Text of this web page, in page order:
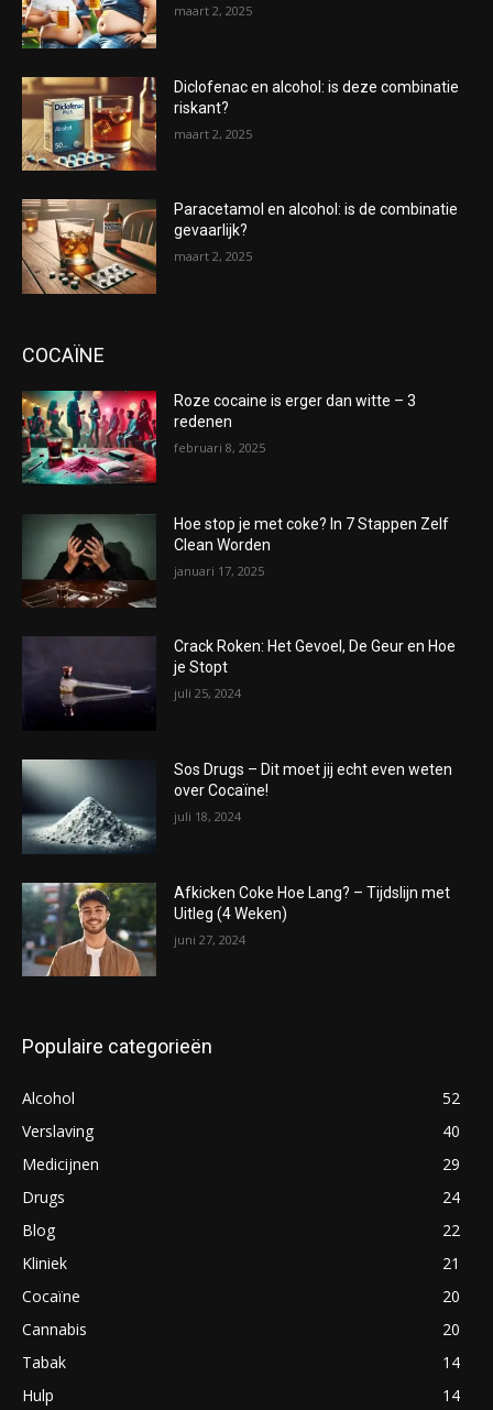
maart 2, 2025
Diclofenac en alcohol: is deze combinatie
riskant?
maart 2, 2025
Paracetamol en alcohol: is de combinatie
gevaarlijk?
maart 2, 2025
COCAÏNE
Roze cocaine is erger dan witte – 3
redenen
februari 8, 2025
Hoe stop je met coke? In 7 Stappen Zelf
Clean Worden
januari 17, 2025
Crack Roken: Het Gevoel, De Geur en Hoe
je Stopt
juli 25, 2024
Sos Drugs – Dit moet jij echt even weten
over Cocaïne!
juli 18, 2024
Afkicken Coke Hoe Lang? – Tijdslijn met
Uitleg (4 Weken)
juni 27, 2024
Populaire categorieën
Alcohol
52
Verslaving
40
Medicijnen
29
Drugs
24
Blog
22
Kliniek
21
Cocaïne
20
Cannabis
20
Tabak
14
Hulp
14